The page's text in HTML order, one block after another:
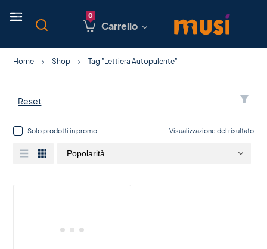
Carrello
Home Shop Tag "Lettiera Autopulente"
Reset
Solo prodotti in promo Visualizzazione del risultato